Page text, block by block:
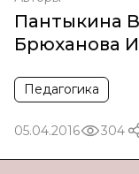
Пантыкина
Брюханова
Педагогика
05.04.2016 304